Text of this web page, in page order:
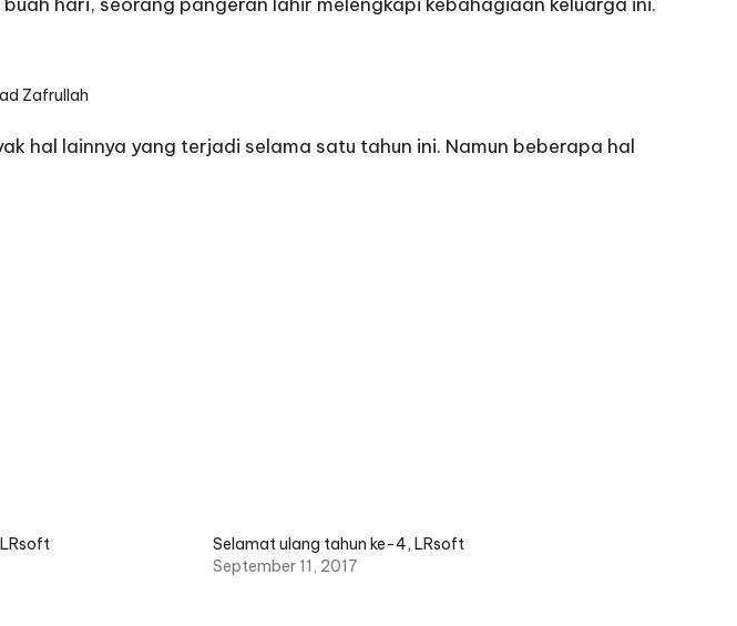
Zafrullah
hal lainnya yang terjadi selama satu tahun ini. Namun beberapa hal
Selamat ulang tahun ke-4, LRsoft
September 11, 2017